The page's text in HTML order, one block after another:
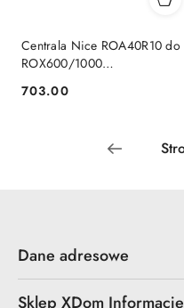
Centrala Nice ROA40R10 do
ROX600/1000
Cena:
703.00
Dane adresowe
Sklep XDom Informacje